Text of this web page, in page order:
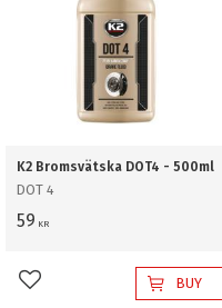
K2 Bromsvätska DOT4 - 500ml
DOT 4
59 KR
Add to favorites BUY